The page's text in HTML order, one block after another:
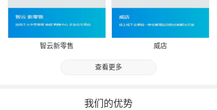
智云新零售 威店
查看更多
我们的优势